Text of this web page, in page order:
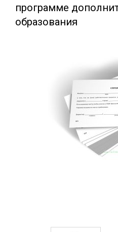
программе
образования